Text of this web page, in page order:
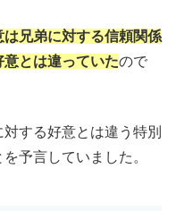
兄弟に対する信頼関係
とは違っていたので
する好意とは違う特別
予言していました。